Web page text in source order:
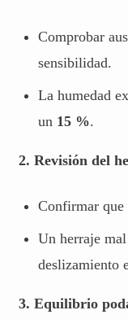
Comprobar
sensibilidad.
La humedad
un 15 %.
2. Revisión del
Confirmar que
Un herraje
deslizamiento
3. Equilibrio